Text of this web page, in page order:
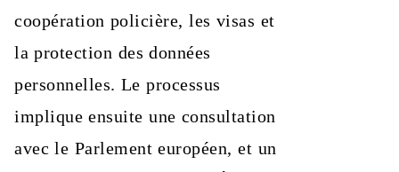
coopération policière, les visas et
la protection des données
personnelles. Le processus
implique ensuite une consultation
avec le Parlement européen, et un